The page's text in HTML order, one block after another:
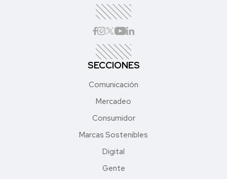
SECCIONES
Comunicación
Mercadeo
Consumidor
Marcas Sostenibles
Digital
Gente